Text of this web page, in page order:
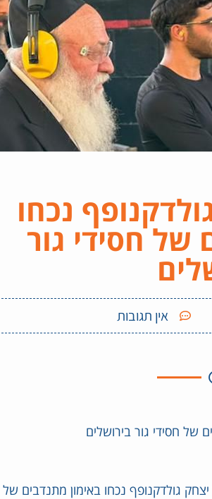
נכחו
של חסידי גור
אין תגובות
של חסידי גור בירושלים
גולדקנופף נכחו באימון מתנדבים של